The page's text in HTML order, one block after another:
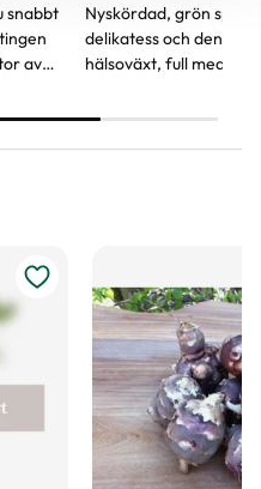
snabbt
av
Nyskördad, grön
delikatess och den är
hälsoväxt, full med